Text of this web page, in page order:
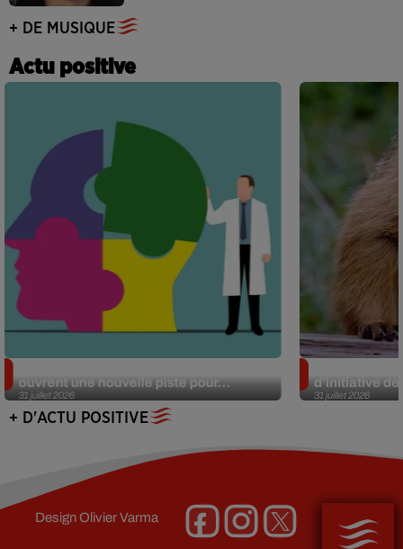
+ DE MUSIQUE
Actu positive
31 juillet 2026
ouvrent une nouvelle piste pour...
31 juillet 2026
d’initiative
+ D'ACTU POSITIVE
DesignOlivier Varma